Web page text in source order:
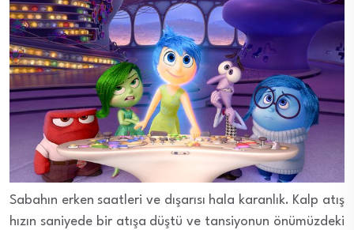
Sabahın erken saatleri ve dışarısı hala karanlık. Kalp atış
hızın saniyede bir atışa düştü ve tansiyonun önümüzdeki